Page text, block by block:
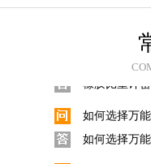
橡胶比重计
橡胶比重计